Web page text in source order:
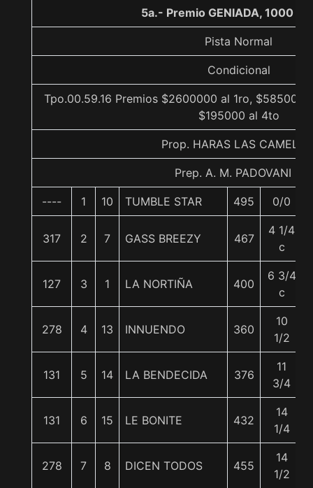
5a.- Premio GENIADA, 1000
Pista Normal
Condicional
Tpo.00.59.16 Premios $2600000 al 1ro, $585000
$195000 al 4to
Prop. HARAS LAS
Prep. A. M. PADOVANI F.
---- 1 10 TUMBLE STAR 495 0/0
317 2 7 GASS BREEZY 467
4 1/4
c
127 3 1 LA NORTIÑA 400
6 3/4
c
278 4 13 INNUENDO 360
10
1/2
131 5 14 LA BENDECIDA 376
11
3/4
131 6 15 LE BONITE 432
14
1/4
278 7 8 DICEN TODOS 455
14
1/2